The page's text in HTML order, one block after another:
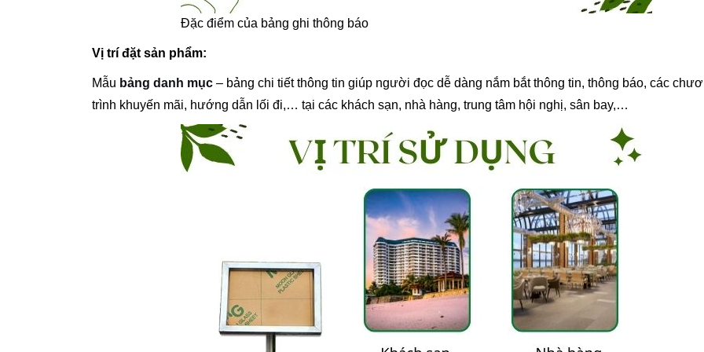
Đặc điểm của bảng ghi thông báo
Vị trí đặt sản phẩm:
Mẫu bảng danh mục – bảng chi tiết thông tin giúp người đọc dễ dàng nắm bắt thông tin, thông báo, các
trình khuyến mãi, hướng dẫn lối đi,… tại các khách sạn, nhà hàng, trung tâm hội nghị, sân bay,…